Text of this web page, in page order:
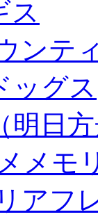
ス
ンテ
ッグス
明日
メモ
アフ